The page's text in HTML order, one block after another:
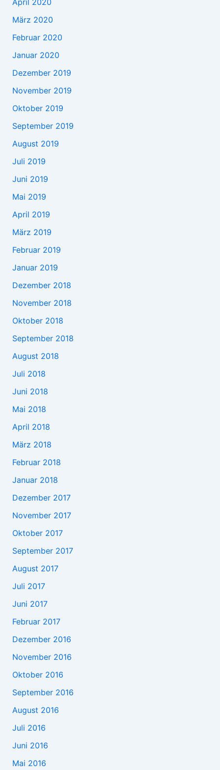
April 2020
März 2020
Februar 2020
Januar 2020
Dezember 2019
November 2019
Oktober 2019
September 2019
August 2019
Juli 2019
Juni 2019
Mai 2019
April 2019
März 2019
Februar 2019
Januar 2019
Dezember 2018
November 2018
Oktober 2018
September 2018
August 2018
Juli 2018
Juni 2018
Mai 2018
April 2018
März 2018
Februar 2018
Januar 2018
Dezember 2017
November 2017
Oktober 2017
September 2017
August 2017
Juli 2017
Juni 2017
Februar 2017
Dezember 2016
November 2016
Oktober 2016
September 2016
August 2016
Juli 2016
Juni 2016
Mai 2016